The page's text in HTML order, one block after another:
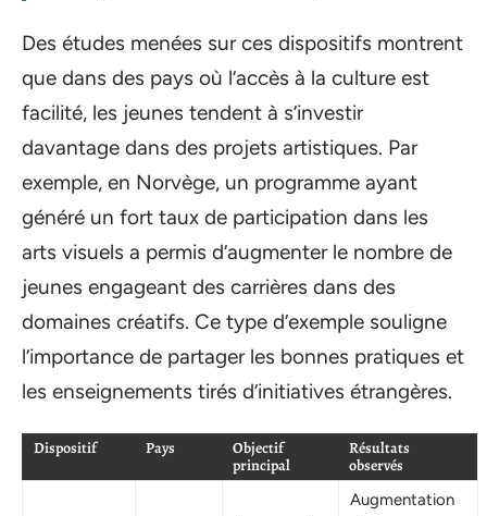
Des études menées sur ces dispositifs montrent
que dans des pays où l’accès à la culture est
facilité, les jeunes tendent à s’investir
davantage dans des projets artistiques. Par
exemple, en Norvège, un programme ayant
généré un fort taux de participation dans les
arts visuels a permis d’augmenter le nombre de
jeunes engageant des carrières dans des
domaines créatifs. Ce type d’exemple souligne
l’importance de partager les bonnes pratiques et
les enseignements tirés d’initiatives étrangères.
Dispositif Pays
Objectif
principal
Résultats
observés
Augmentation